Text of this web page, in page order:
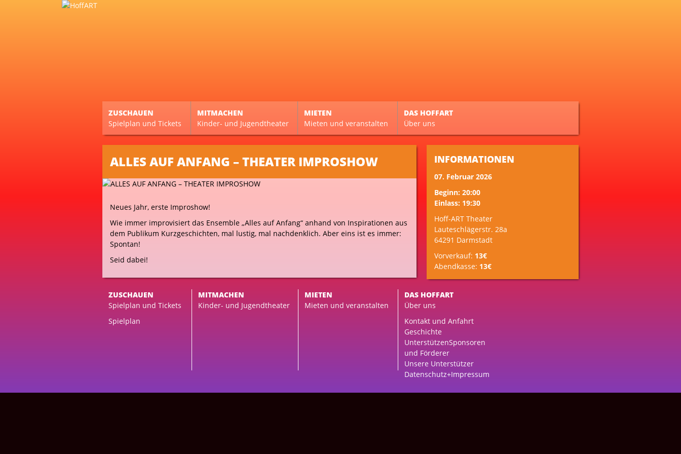
ZUSCHAUEN
Spielplan und Tickets
MITMACHEN
Kinder- und Jugendtheater
MIETEN
Mieten und veranstalten
DAS HOFFART
Über uns
ALLES AUF ANFANG – THEATER IMPROSHOW
Neues Jahr, erste Improshow!
Wie immer improvisiert das Ensemble „Alles auf Anfang“ anhand von Inspirationen aus
dem Publikum Kurzgeschichten, mal lustig, mal nachdenklich. Aber eins ist es immer:
Spontan!
Seid dabei!
INFORMATIONEN
07. Februar 2026
Beginn: 20:00
Einlass: 19:30
Hoff-ART Theater
Lauteschlägerstr. 28a
64291 Darmstadt
Vorverkauf: 13€
Abendkasse: 13€
ZUSCHAUEN
Spielplan und Tickets
Spielplan
MITMACHEN
Kinder- und Jugendtheater
MIETEN
Mieten und veranstalten
DAS HOFFART
Über uns
Kontakt und Anfahrt
Geschichte
UnterstützenSponsoren
und Förderer
Unsere Unterstützer
Datenschutz+Impressum